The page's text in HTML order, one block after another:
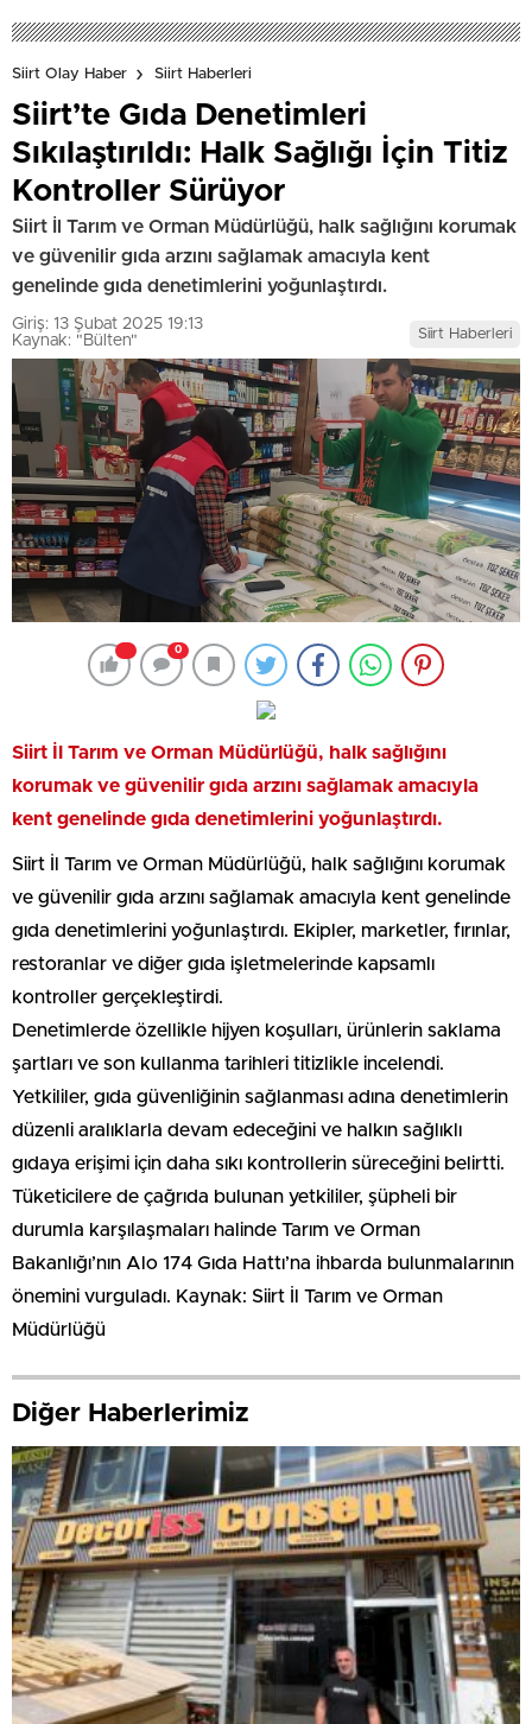
Siirt Olay Haber Siirt Haberleri
Siirt’te Gıda Denetimleri
Sıkılaştırıldı: Halk Sağlığı İçin Titiz
Kontroller Sürüyor
Siirt İl Tarım ve Orman Müdürlüğü, halk sağlığını korumak
ve güvenilir gıda arzını sağlamak amacıyla kent
genelinde gıda denetimlerini yoğunlaştırdı.
Giriş: 13 Şubat 2025 19:13
Kaynak: "Bülten"
Siirt Haberleri
0
Siirt İl Tarım ve Orman Müdürlüğü, halk sağlığını
korumak ve güvenilir gıda arzını sağlamak amacıyla
kent genelinde gıda denetimlerini yoğunlaştırdı.
Siirt İl Tarım ve Orman Müdürlüğü, halk sağlığını korumak
ve güvenilir gıda arzını sağlamak amacıyla kent genelinde
gıda denetimlerini yoğunlaştırdı. Ekipler, marketler, fırınlar,
restoranlar ve diğer gıda işletmelerinde kapsamlı
kontroller gerçekleştirdi.
Denetimlerde özellikle hijyen koşulları, ürünlerin saklama
şartları ve son kullanma tarihleri titizlikle incelendi.
Yetkililer, gıda güvenliğinin sağlanması adına denetimlerin
düzenli aralıklarla devam edeceğini ve halkın sağlıklı
gıdaya erişimi için daha sıkı kontrollerin süreceğini belirtti.
Tüketicilere de çağrıda bulunan yetkililer, şüpheli bir
durumla karşılaşmaları halinde Tarım ve Orman
Bakanlığı’nın Alo 174 Gıda Hattı’na ihbarda bulunmalarının
önemini vurguladı. Kaynak: Siirt İl Tarım ve Orman
Müdürlüğü
Diğer Haberlerimiz